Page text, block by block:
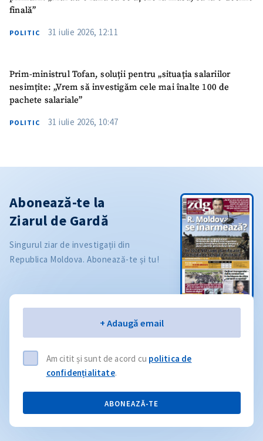
finală”
POLITIC 31 iulie 2026, 12:11
Prim-ministrul Tofan, soluții pentru „situația salariilor
nesimțite: „Vrem să investigăm cele mai înalte 100 de
pachete salariale”
POLITIC 31 iulie 2026, 10:47
Abonează-te la
Ziarul de Gardă
Singurul ziar de investigații din
Republica Moldova. Abonează-te și tu!
+ Adaugă email
Am citit și sunt de acord cu politica de
confidențialitate.
ABONEAZĂ-TE